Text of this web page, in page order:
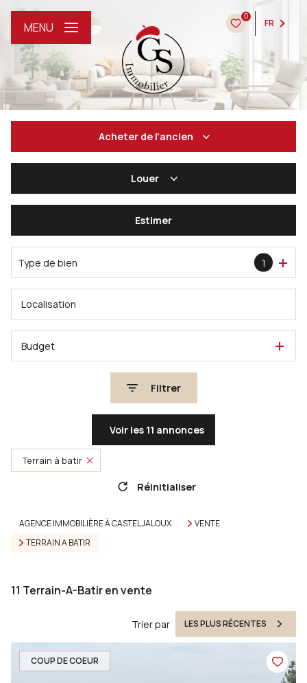
0
FR
MENU
Acheter de l'ancien
De l'immo pro
Louer
De l'immo pro
Estimer
Type de bien 1
Budget
Filtrer
Voir les 11 annonces
Terrain à batir
Réinitialiser
AGENCE IMMOBILIÈRE À CASTELJALOUX
VENTE
TERRAIN A BATIR
11 Terrain-A-Batir en vente
Trier par LES PLUS RÉCENTES
COUP DE COEUR